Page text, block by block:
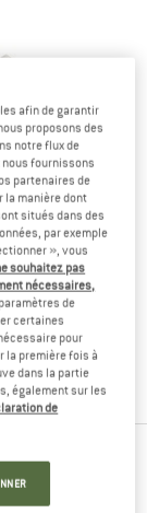
Shoe Shawn
aquatiques
15,98 €
(0)
afin de garantir
proposons des
notre flux de
fournissons
partenaires de
la manière dont
situés dans des
par exemple
», vous
souhaitez pas
nécessaires,
de
certaines
pour
la première fois à
dans la partie
également sur les
de